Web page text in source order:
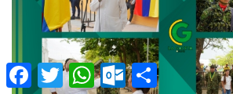
Facebook
TwitterWhatsAppOutlook.com
Compartir